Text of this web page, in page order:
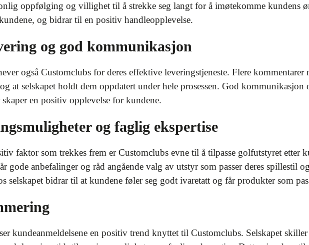
oppfølging og villighet til å strekke seg langt for å imøtekomme kundens
og bidrar til en positiv handleopplevelse.
og god kommunikasjon
også Customclubs for deres effektive leveringstjeneste. Flere kommentarer
at selskapet holdt dem oppdatert under hele prosessen. God kommunikasjon
en positiv opplevelse for kundene.
og faglig ekspertise
faktor som trekkes frem er Customclubs evne til å tilpasse golfutstyret etter
gode anbefalinger og råd angående valg av utstyr som passer deres spillestil
selskapet bidrar til at kundene føler seg godt ivaretatt og får produkter som
kundeanmeldelsene en positiv trend knyttet til Customclubs. Selskapet